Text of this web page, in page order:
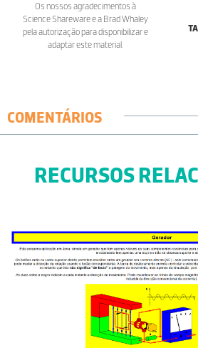
Os nossos agradecimentos à
Science Shareware e a Brad Whaley
pela autorização para disponibilizar e
adaptar este material.
COMENTÁRIOS
RECURSOS